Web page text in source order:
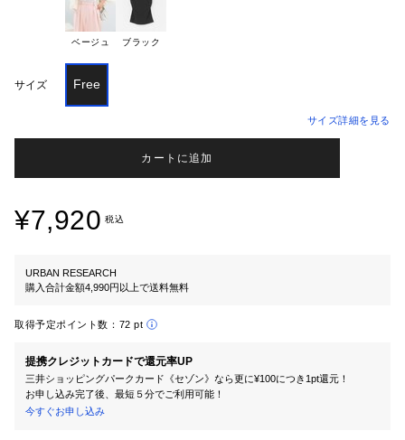
ベージュ ブラック
サイズ Free
サイズ詳細を見る
カートに追加
¥7,920 税込
URBAN RESEARCH
購入合計金額4,990円以上で送料無料
取得予定ポイント数： 72 pt
提携クレジットカードで還元率UP
三井ショッピングパークカード《セゾン》なら更に¥100につき1pt還元！
お申し込み完了後、最短５分でご利用可能！
今すぐお申し込み